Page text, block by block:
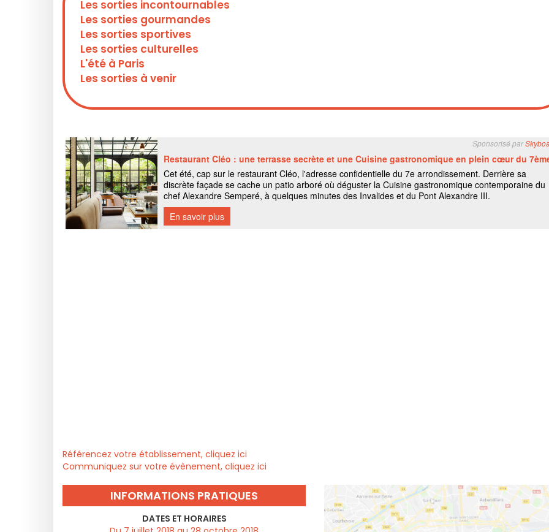
Les sorties incontournables
Les sorties gourmandes
Les sorties sportives
Les sorties culturelles
L'été à Paris
Les sorties à venir
Référencez votre établissement, cliquez ici
Communiquez sur votre évènement, cliquez ici
INFORMATIONS PRATIQUES
DATES ET HORAIRES